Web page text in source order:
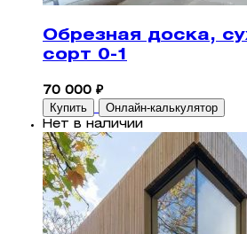
Обрезная доска,
сорт 0-1
70 000 ₽
Купить Онлайн-калькулятор
Нет в наличии